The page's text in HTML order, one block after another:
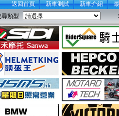
返回首頁
新車測試 新車介紹
尋類型